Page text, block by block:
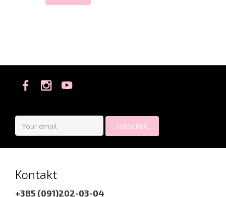
Kontakt
+385 (091)202-03-04